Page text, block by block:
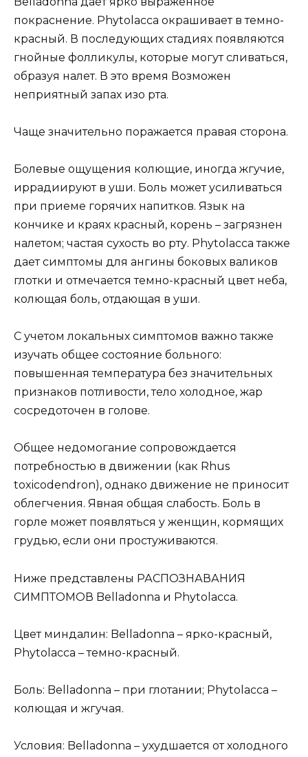
покраснение. Phytolacca окрашивает в темно-
красный. В последующих стадиях появляются
гнойные фолликулы, которые могут сливаться,
образуя налет. В это время Возможен
неприятный запах изо рта.
Чаще значительно поражается правая сторона.
Болевые ощущения колющие, иногда жгучие,
иррадиируют в уши. Боль может усиливаться
при приеме горячих напитков. Язык на
кончике и краях красный, корень – загрязнен
налетом; частая сухость во рту. Phytolacca также
дает симптомы для ангины боковых валиков
глотки и отмечается темно-красный цвет неба,
колющая боль, отдающая в уши.
С учетом локальных симптомов важно также
изучать общее состояние больного:
повышенная температура без значительных
признаков потливости, тело холодное, жар
сосредоточен в голове.
Общее недомогание сопровождается
потребностью в движении (как Rhus
toxicodendron), однако движение не приносит
облегчения. Явная общая слабость. Боль в
горле может появляться у женщин, кормящих
грудью, если они простуживаются.
Ниже представлены РАСПОЗНАВАНИЯ
СИМПТОМОВ Belladonna и Phytolacca.
Цвет миндалин: Belladonna – ярко-красный,
Phytolacca – темно-красный.
Боль: Belladonna – при глотании; Phytolacca –
колющая и жгучая.
Условия: Belladonna – ухудшается от холодного